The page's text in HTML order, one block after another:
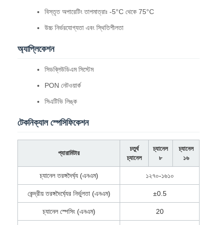
বিস্তৃত অপারেটিং তাপমাত্রাঃ -5°C থেকে 75°C
উচ্চ নির্ভরযোগ্যতা এবং স্থিতিশীলতা
অ্যাপ্লিকেশন
সিডব্লিউডিএম সিস্টেম
PON নেটওয়ার্ক
সিএটিভি লিঙ্ক
টেকনিক্যাল স্পেসিফিকেশন
প্যারামিটার
চতুর্থ
চ্যানেল
চ্যানেল
৮
চ্যানেল
১৬
চ্যানেল তরঙ্গদৈর্ঘ্য (এনএম) ১২৭০-১৬১০
কেন্দ্রীয় তরঙ্গদৈর্ঘ্যের নির্ভুলতা (এনএম) ±0.5
চ্যানেল স্পেসিং (এনএম) 20